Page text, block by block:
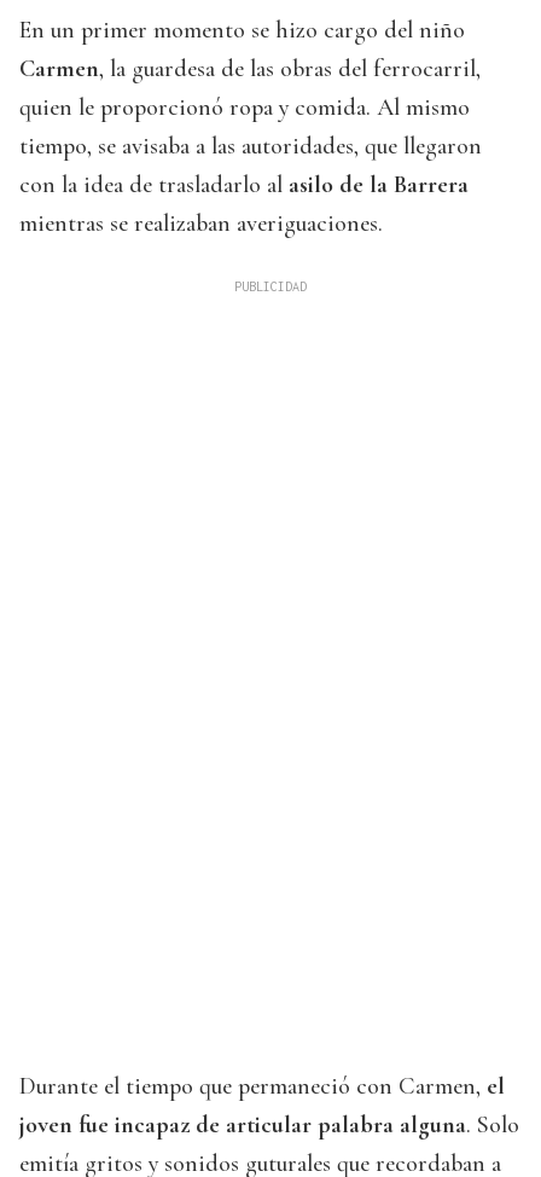
En un primer momento se hizo cargo del niño
Carmen, la guardesa de las obras del ferrocarril,
quien le proporcionó ropa y comida. Al mismo
tiempo, se avisaba a las autoridades, que llegaron
con la idea de trasladarlo al asilo de la Barrera
mientras se realizaban averiguaciones.
Durante el tiempo que permaneció con Carmen, el
joven fue incapaz de articular palabra alguna. Solo
emitía gritos y sonidos guturales que recordaban a